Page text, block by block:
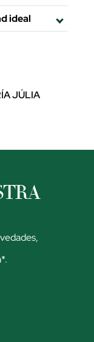
ideal
JÚLIA